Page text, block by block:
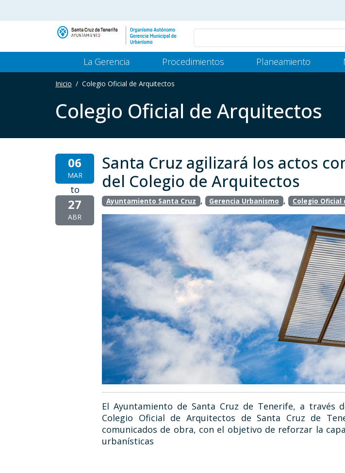
Main Menu Gerencia
La Gerencia Procedimientos Planeamiento
Inicio Colegio Oficial de Arquitectos
Colegio Oficial de Arquitectos
06
MAR
to
27
ABR
Santa Cruz agilizará los actos
del Colegio de Arquitectos
Ayuntamiento Santa Cruz , Gerencia Urbanismo , Colegio
El Ayuntamiento de Santa Cruz de Tenerife, a través
Colegio Oficial de Arquitectos de Santa Cruz de
comunicados de obra, con el objetivo de reforzar la
urbanísticas